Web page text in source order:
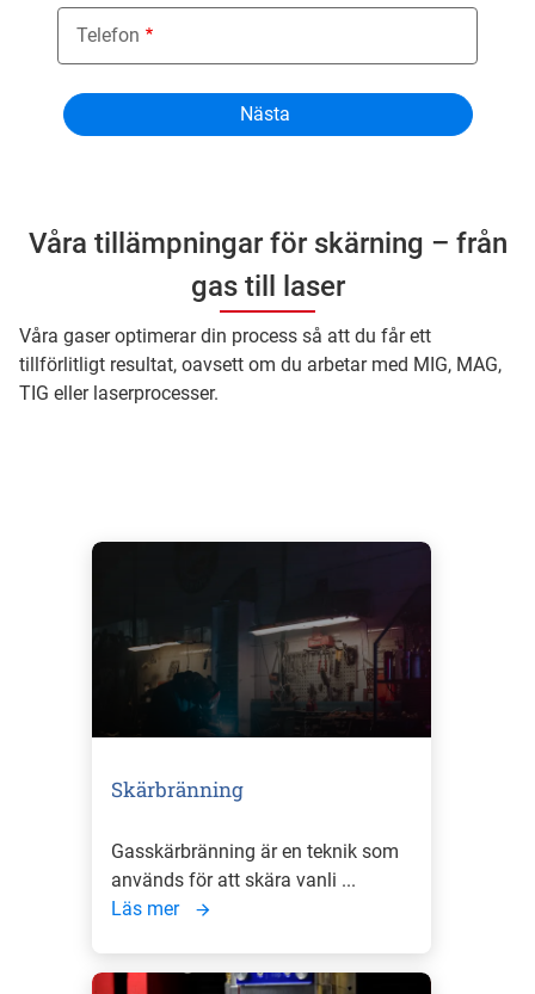
Våra tillämpningar för skärning – från
gas till laser
Våra gaser optimerar din process så att du får ett
tillförlitligt resultat, oavsett om du arbetar med MIG, MAG,
TIG eller laserprocesser.
Skärbränning
Gasskärbränning är en teknik som
används för att skära vanli ...
Läs mer
Telefon